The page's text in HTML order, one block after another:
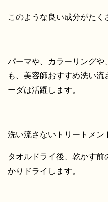
このような良い成分がたく
パーマや、カラーリングや
も、美容師おすすめ洗い流
ーダは活躍します。
洗い流さないトリートメン
タオルドライ後、乾かす
かりドライします。